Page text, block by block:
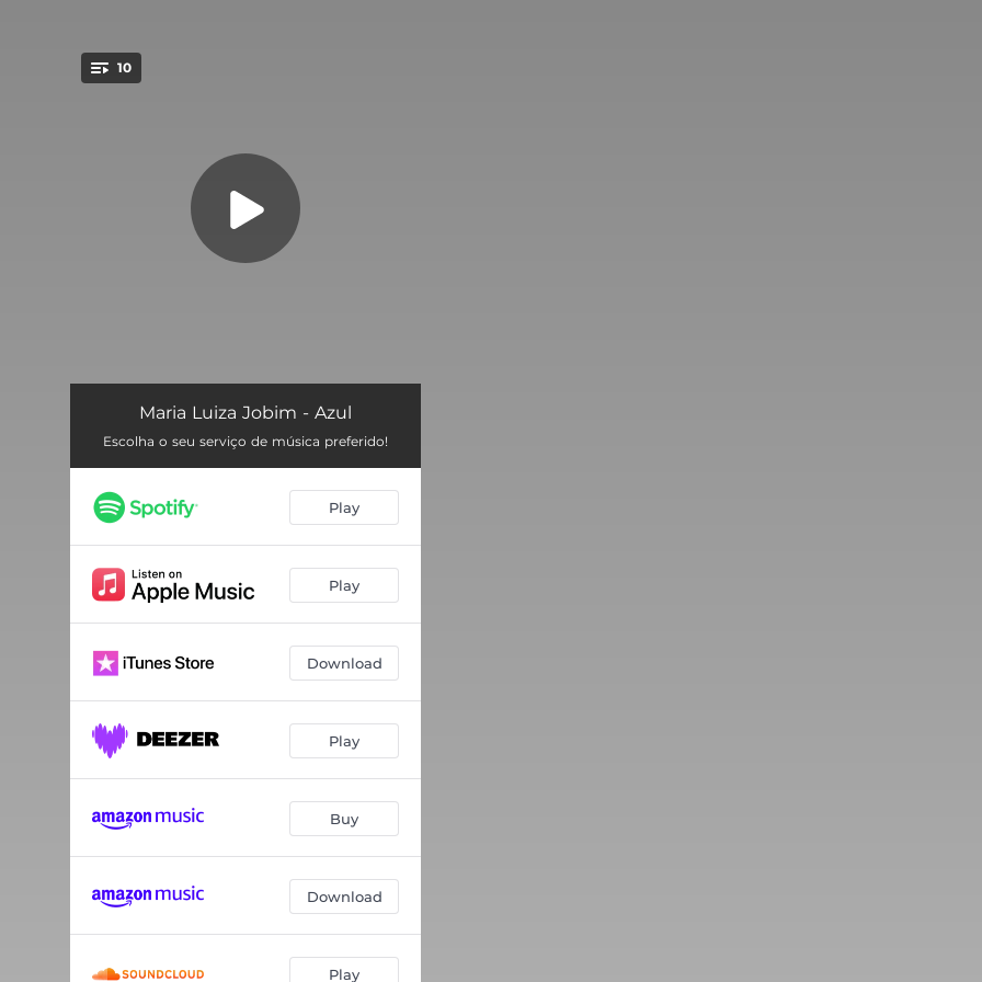
You're all set!
10
O Tempo
Medo Bom 03:46
Papais 03:40
Boca de Açaí 03:29
Drama 03:34
O Culpado é o Cupido 03:23
Sambo do Soho 03:20
04:26
Maria Luiza Jobim - Azul
Escolha o seu serviço de música preferido!
Play
Play
Download
Play
Buy
Download
Play